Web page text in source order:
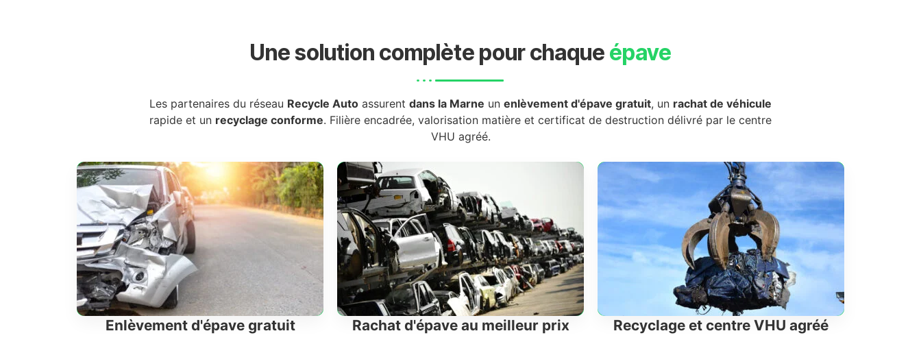
Une solution complète pour chaque épave
Les partenaires du réseau Recycle Auto assurent dans la Marne un enlèvement d'épave gratuit, un rachat de véhicule
rapide et un recyclage conforme. Filière encadrée, valorisation matière et certificat de destruction délivré par le centre
VHU agréé.
Enlèvement d'épave gratuit Rachat d'épave au meilleur prix Recyclage et centre VHU agréé